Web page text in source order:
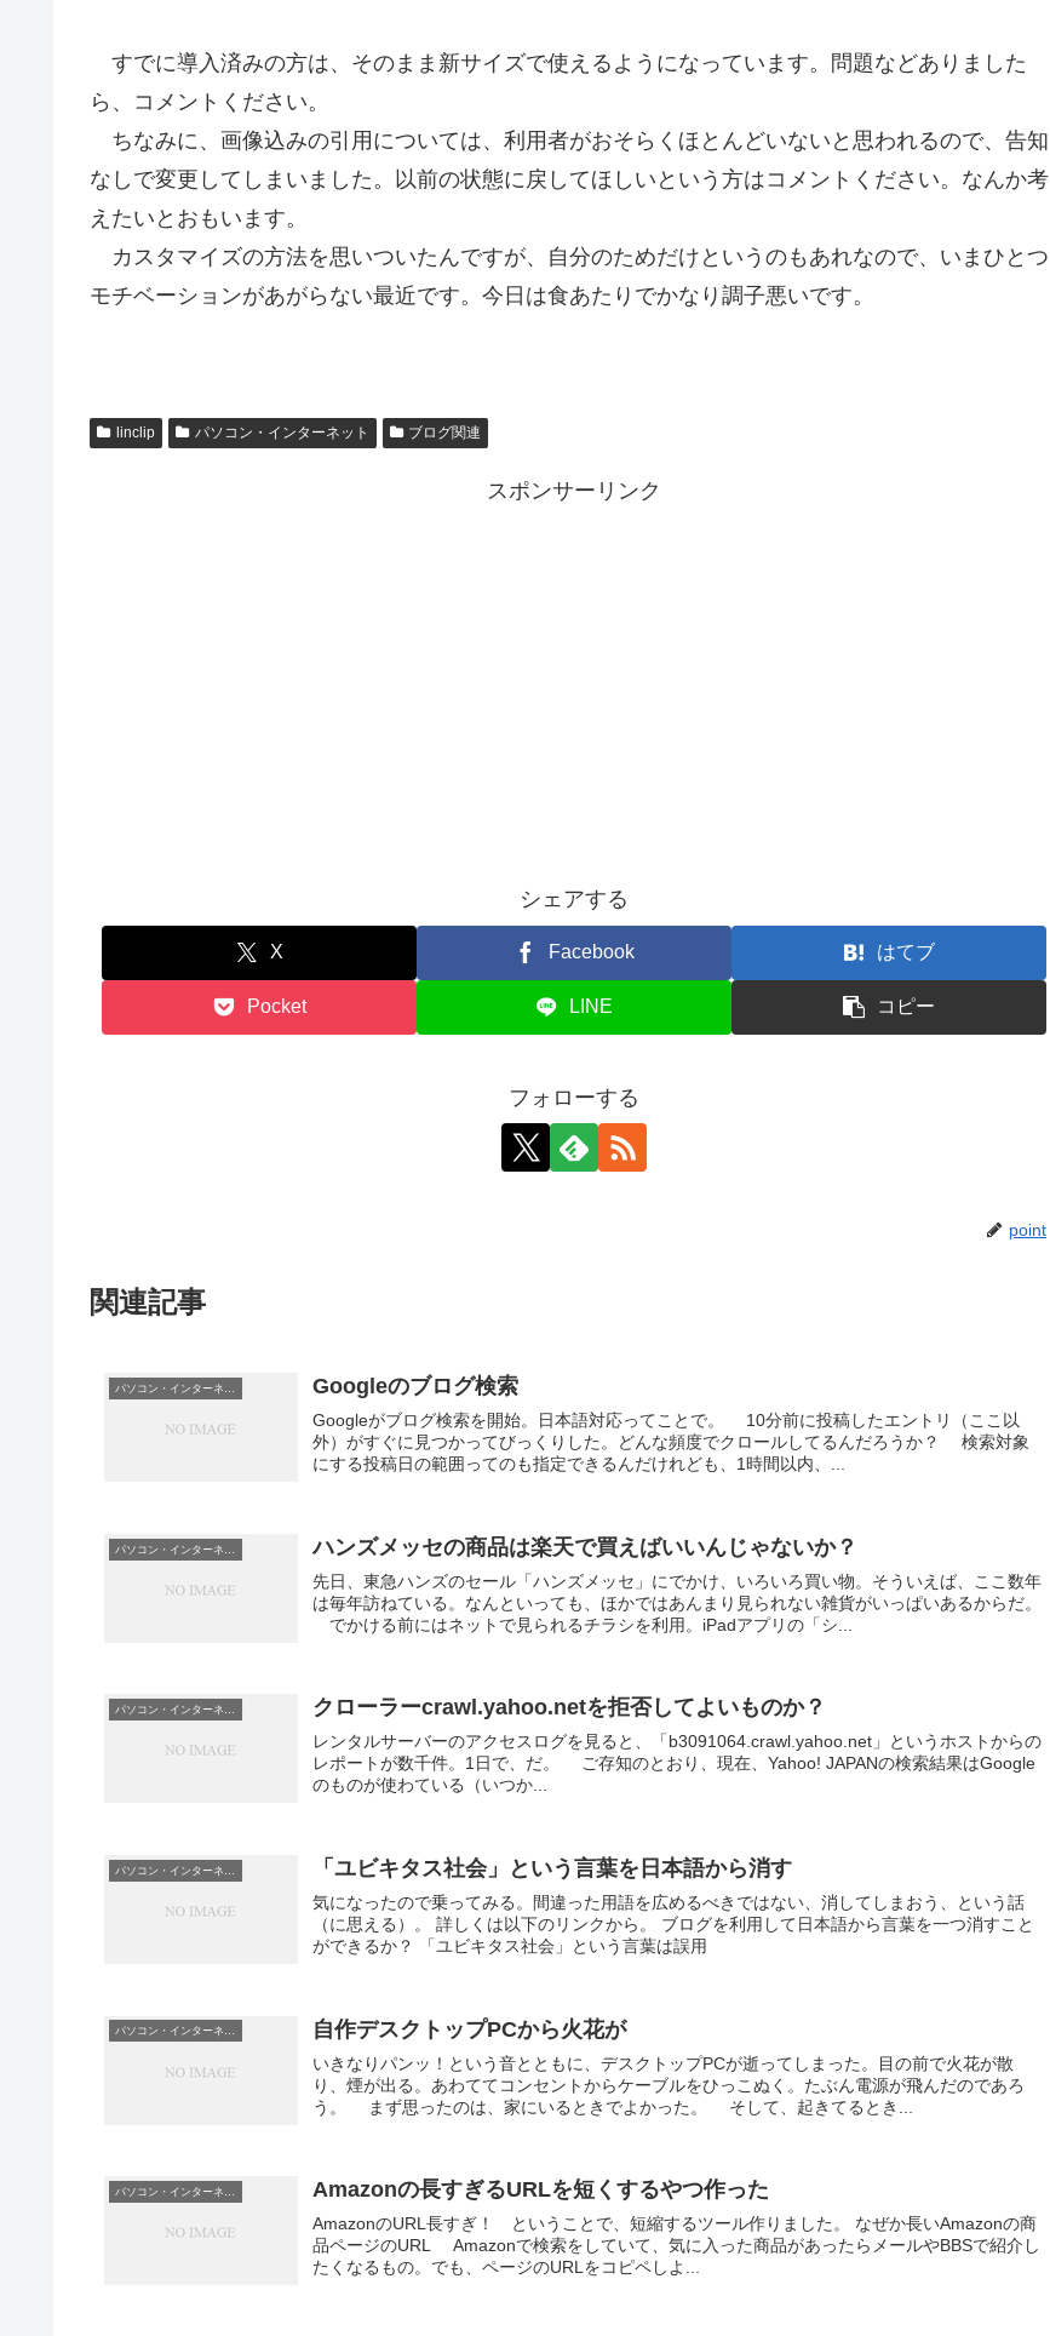
すでに導入済みの方は、そのまま新サイズで使えるようになっています。問題などありました
ら、コメントください。
ちなみに、画像込みの引用については、利用者がおそらくほとんどいないと思われるので、告知
なしで変更してしまいました。以前の状態に戻してほしいという方はコメントください。なんか考
えたいとおもいます。
カスタマイズの方法を思いついたんですが、自分のためだけというのもあれなので、いまひとつ
モチベーションがあがらない最近です。今日は食あたりでかなり調子悪いです。
linclip パソコン・インターネット ブログ関連
スポンサーリンク
シェアする
X Facebook はてブ
Pocket LINE コピー
フォローする
point
関連記事
Googleのブログ検索
Googleがブログ検索を開始。日本語対応ってことで。 10分前に投稿したエントリ（ここ以
外）がすぐに見つかってびっくりした。どんな頻度でクロールしてるんだろうか？ 検索対象
にする投稿日の範囲ってのも指定できるんだけれども、1時間以内、...
ハンズメッセの商品は楽天で買えばいいんじゃないか？
先日、東急ハンズのセール「ハンズメッセ」にでかけ、いろいろ買い物。そういえば、ここ数年
は毎年訪ねている。なんといっても、ほかではあんまり見られない雑貨がいっぱいあるからだ。
でかける前にはネットで見られるチラシを利用。iPadアプリの「シ...
パソコン・インターネット クローラーcrawl.yahoo.netを拒否してよいものか？
レンタルサーバーのアクセスログを見ると、「b3091064.crawl.yahoo.net」というホストからの
レポートが数千件。1日で、だ。 ご存知のとおり、現在、Yahoo! JAPANの検索結果はGoogle
のものが使わている（いつか...
「ユビキタス社会」という言葉を日本語から消す
気になったので乗ってみる。間違った用語を広めるべきではない、消してしまおう、という話
（に思える）。 詳しくは以下のリンクから。 ブログを利用して日本語から言葉を一つ消すこと
ができるか？ 「ユビキタス社会」という言葉は誤用
パソコン・インターネット 自作デスクトップPCから火花が
いきなりパンッ！という音とともに、デスクトップPCが逝ってしまった。目の前で火花が散
り、煙が出る。あわててコンセントからケーブルをひっこぬく。たぶん電源が飛んだのであろ
う。 まず思ったのは、家にいるときでよかった。 そして、起きてるとき...
Amazonの長すぎるURLを短くするやつ作った
AmazonのURL長すぎ！ ということで、短縮するツール作りました。 なぜか長いAmazonの商
品ページのURL Amazonで検索をしていて、気に入った商品があったらメールやBBSで紹介し
たくなるもの。でも、ページのURLをコピペしよ...